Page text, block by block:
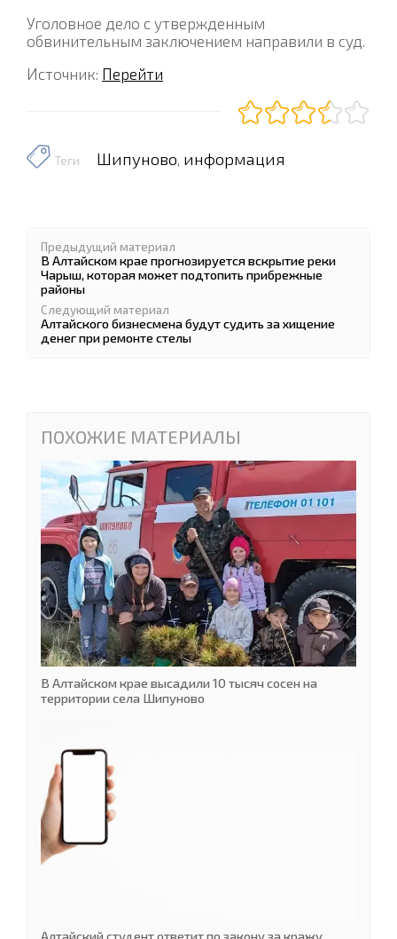
Уголовное дело с утвержденным
обвинительным заключением направили в суд.
Источник: Перейти
Теги Шипуново, информация
Предыдущий материал
В Алтайском крае прогнозируется вскрытие реки
Чарыш, которая может подтопить прибрежные
районы
Следующий материал
Алтайского бизнесмена будут судить за хищение
денег при ремонте стелы
ПОХОЖИЕ МАТЕРИАЛЫ
В Алтайском крае высадили 10 тысяч сосен на
территории села Шипуново
Алтайский студент ответит по закону за кражу